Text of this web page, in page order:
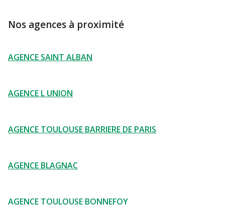
Nos agences à proximité
AGENCE SAINT ALBAN
AGENCE L UNION
AGENCE TOULOUSE BARRIERE DE PARIS
AGENCE BLAGNAC
AGENCE TOULOUSE BONNEFOY